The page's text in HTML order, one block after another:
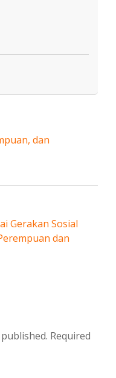
dan
Gerakan Sosial
dan
Required